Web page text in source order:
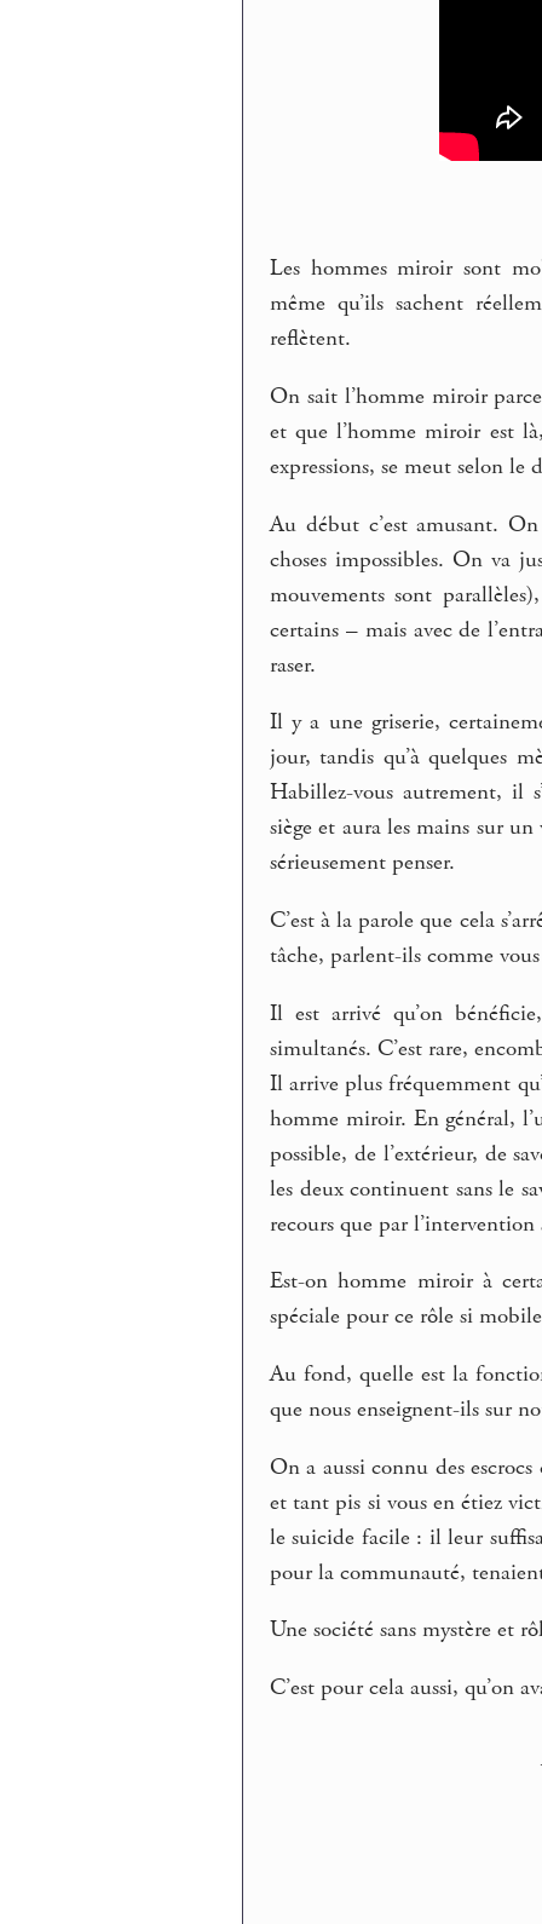
Les hommes miroir sont
même qu’ils sachent
reflètent.
On sait l’homme miroir
et que l’homme miroir est
expressions, se meut selon le
Au début c’est amusant.
choses impossibles. On va
mouvements sont
certains – mais avec de
raser.
Il y a une griserie,
jour, tandis qu’à quelques
Habillez-vous autrement, il
siège et aura les mains sur
sérieusement penser.
C’est à la parole que cela
tâche, parlent-ils comme
Il est arrivé qu’on
simultanés. C’est rare,
Il arrive plus fréquemment
homme miroir. En général,
possible, de l’extérieur, de
les deux continuent sans le
recours que par
Est-on homme miroir à
spéciale pour ce rôle si
Au fond, quelle est la
que nous enseignent-ils sur
On a aussi connu des
et tant pis si vous en étiez
le suicide facile : il leur
pour la communauté,
Une société sans mystère et
C’est pour cela aussi, qu’on